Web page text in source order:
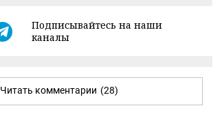
Подписывайтесь на наши
каналы
Читать комментарии (28)